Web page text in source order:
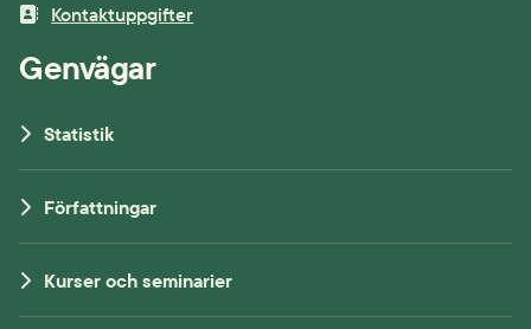
Kontaktuppgifter
Genvägar
Statistik
Författningar
Kurser och seminarier